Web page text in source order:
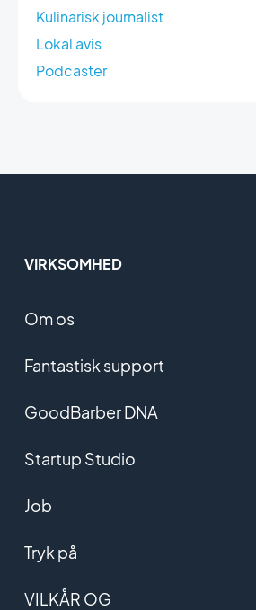
Kulinarisk journalist
Lokal avis
Podcaster
VIRKSOMHED
Om os
Fantastisk support
GoodBarber DNA
Startup Studio
Job
Tryk på
VILKÅR OG